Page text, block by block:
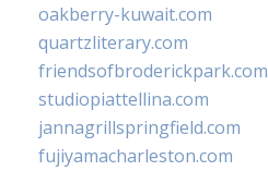
oakberry-kuwait.com
quartzliterary.com
friendsofbroderickpark.com
studiopiattellina.com
jannagrillspringfield.com
fujiyamacharleston.com